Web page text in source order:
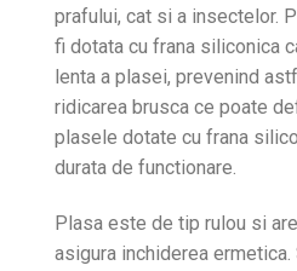
prafului, cat si a insectelor.
fi dotata cu frana siliconica
lenta a plasei, prevenind
ridicarea brusca ce poate
plasele dotate cu frana
durata de functionare.
Plasa este de tip rulou si
asigura inchiderea